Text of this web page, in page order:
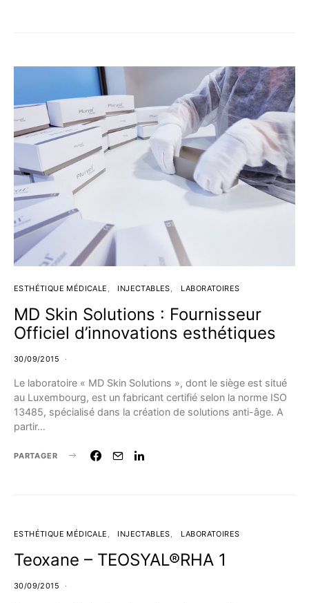
ESTHÉTIQUE MÉDICALE INJECTABLES LABORATOIRES
MD Skin Solutions : Fournisseur
Officiel d’innovations esthétiques
30/09/2015
Le laboratoire « MD Skin Solutions », dont le siège est situé
au Luxembourg, est un fabricant certifié selon la norme ISO
13485, spécialisé dans la création de solutions anti-âge. A
partir…
PARTAGER
ESTHÉTIQUE MÉDICALE INJECTABLES LABORATOIRES
Teoxane – TEOSYAL®RHA 1
30/09/2015